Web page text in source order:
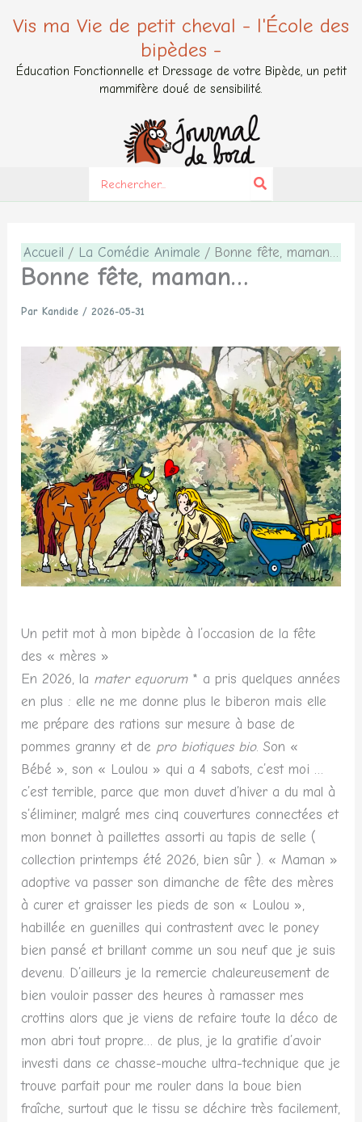
Vis ma Vie de petit cheval - l'École des
bipèdes -
Éducation Fonctionnelle et Dressage de votre Bipède, un petit
mammifère doué de sensibilité.
for:
Accueil La Comédie Animale Bonne fête, maman…
Bonne fête, maman…
Par Kandide/2026-05-31
Un petit mot à mon bipède à l’occasion de la fête
des « mères »
En 2026, la mater equorum* a pris quelques années
en plus : elle ne me donne plus le biberon mais elle
me prépare des rations sur mesure à base de
pommes granny et de pro biotiques bio. Son «
Bébé », son « Loulou » qui a 4 sabots, c’est moi …
c’est terrible, parce que mon duvet d’hiver a du mal à
s’éliminer, malgré mes cinq couvertures connectées et
mon bonnet à paillettes assorti au tapis de selle ‎(
collection printemps été 2026, bien sûr ). « Maman »
adoptive va passer son dimanche de fête des mères
à curer et graisser les pieds de son « Loulou »,
habillée en guenilles qui contrastent avec le poney
bien pansé et brillant comme un sou neuf que je suis
devenu. D’ailleurs je la remercie chaleureusement de
bien vouloir passer des heures à ramasser mes
crottins alors que je viens de refaire toute la déco de
mon abri tout propre… de plus, je la gratifie d’avoir
investi dans ce chasse-mouche ultra-technique que je
trouve parfait pour me rouler dans la boue bien
fraîche, surtout que le tissu se déchire très facilement,